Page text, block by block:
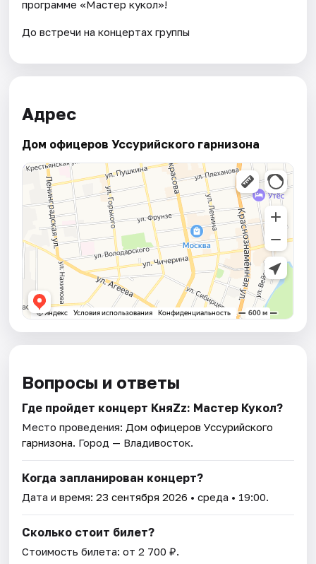
программе «Мастер кукол»!
До встречи на концертах группы
Адрес
Дом офицеров Уссурийского гарнизона
Вопросы и ответы
Где пройдет концерт КняZz: Мастер Кукол?
Место проведения: Дом офицеров Уссурийского
гарнизона. Город — Владивосток.
Когда запланирован концерт?
Дата и время:23 сентября 2026 • среда • 19:00.
Сколько стоит билет?
Стоимость билета: от 2 700 ₽.